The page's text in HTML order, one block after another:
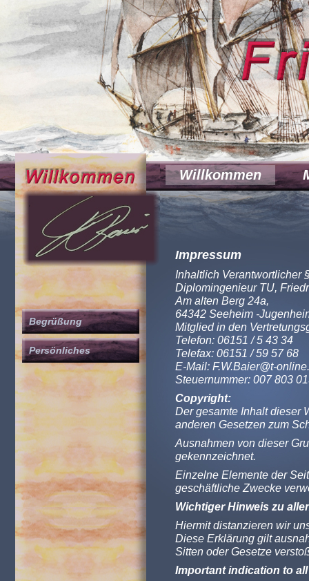
Willkommen
Begrüßung
Persönliches
Impressum
Inhaltlich Verantwortlicher
Diplomingenieur TU,
Am alten Berg 24a,
64342 Seeheim -
Mitglied in den
Telefon: 06151 / 5 43 34
Telefax: 06151 / 59 57 68
E-Mail: F.W.Baier@t-
Steuernummer: 007 803
Copyright:
Der gesamte Inhalt dieser
anderen Gesetzen zum
Ausnahmen von dieser
gekennzeichnet.
Einzelne Elemente der
geschäftliche Zwecke
Wichtiger Hinweis zu
Hiermit distanzieren wir
Diese Erklärung gilt
Sitten oder Gesetze
Important indication to